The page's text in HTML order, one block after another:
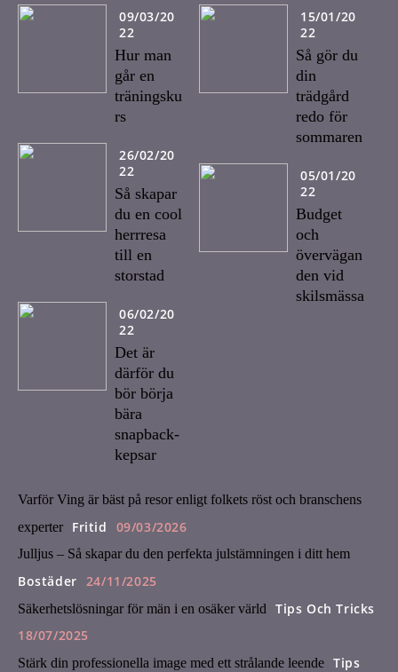
09/03/20
22
Hur man
går en
träningsku
rs
26/02/20
22
Så skapar
du en cool
herrresa
till en
storstad
06/02/20
22
Det är
därför du
bör börja
bära
snapback-
kepsar
15/01/20
22
Så gör du
din
trädgård
redo för
sommaren
05/01/20
22
Budget
och
övervägan
den vid
skilsmässa
Varför Ving är bäst på resor enligt folkets röst och branschens
experter
Fritid 09/03/2026
Julljus – Så skapar du den perfekta julstämningen i ditt hem
Bostäder 24/11/2025
Säkerhetslösningar för män i en osäker värld
Tips Och Tricks
18/07/2025
Stärk din professionella image med ett strålande leende Tips